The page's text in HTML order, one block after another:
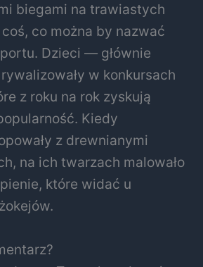
biegami na trawiastych
co można by nazwać
Dzieci — głównie
w konkursach
z roku na rok zyskują
Kiedy
z drewnianymi
na ich twarzach malowało
które widać u